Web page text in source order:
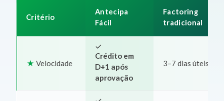
Critério
Antecipa
Fácil
Factoring
tradicional
Velocidade
Crédito em
D+1 após
aprovação
3–7 dias úteis